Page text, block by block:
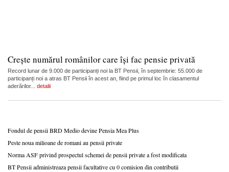
Crește numărul românilor care își fac pensie privată
Record lunar de 9.000 de participanți noi la BT Pensii, în septembrie: 55.000 de
participanți noi a atras BT Pensii în acest an, fiind pe primul loc în clasamentul
aderărilor... detalii
Fondul de pensii BRD Medio devine Pensia Mea Plus
Peste noua milioane de romani au pensii private
Norma ASF privind prospectul schemei de pensii private a fost modificata
BT Pensii administreaza pensii facultative cu 0 comision din contributii